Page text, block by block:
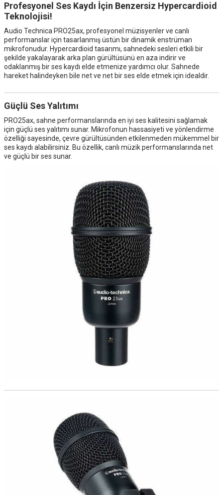
Profesyonel Ses Kaydı İçin Benzersiz Hypercardioid
Teknolojisi!
Audio Technica PRO25ax, profesyonel müzisyenler ve canlı
performanslar için tasarlanmış üstün bir dinamik enstrüman
mikrofonudur. Hypercardioid tasarımı, sahnedeki sesleri etkili bir
şekilde yakalayarak arka plan gürültüsünü en aza indirir ve
odaklanmış bir ses kaydı elde etmenize yardımcı olur. Sahnede
hareket halindeyken bile net ve net bir ses elde etmek için idealdir.
Güçlü Ses Yalıtımı
PRO25ax, sahne performanslarında en iyi ses kalitesini sağlamak
için güçlü ses yalıtımı sunar. Mikrofonun hassasiyeti ve yönlendirme
özelliği sayesinde, çevre gürültüsünden etkilenmeden mükemmel bir
ses kaydı alabilirsiniz. Bu özellik, canlı müzik performanslarında net
ve güçlü bir ses sunar.